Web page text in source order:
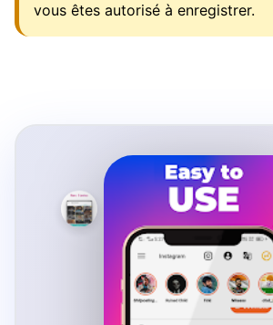
vous êtes autorisé à enregistrer.